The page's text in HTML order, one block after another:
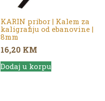
KARIN pribor | Kalem za
kaligrafiju od ebanovine |
8mm
16,20 KM
Dodaj u korpu